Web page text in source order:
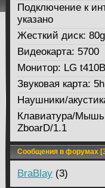
Подключение к
указано
Жесткий диск:
Видеокарта: 5700
Монитор: LG
Звуковая карта: 5h
Наушники/
Клавиатура/
ZboarD/1.1
Сообщения в форумах
BraBlay (3)